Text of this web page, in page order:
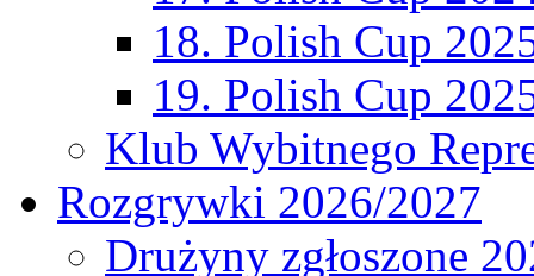
18. Polish Cup
19. Polish Cup
Klub Wybitnego
Rozgrywki 2026/2027
Drużyny zgłoszone